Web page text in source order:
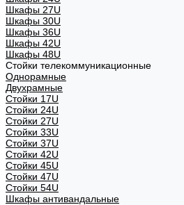
Шкафы 27U
Шкафы 30U
Шкафы 36U
Шкафы 42U
Шкафы 48U
Стойки телекоммуникационные
Однорамные
Двухрамные
Стойки 17U
Стойки 24U
Стойки 27U
Стойки 33U
Стойки 37U
Стойки 42U
Стойки 45U
Стойки 47U
Стойки 54U
Шкафы антивандальные